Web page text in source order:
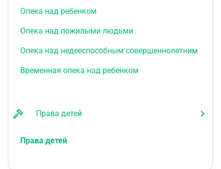
Опека над ребенком
Опека над пожилыми людьми
Опека над недееспособным совершеннолетним
Временная опека над ребенком
Права детей
Права детей